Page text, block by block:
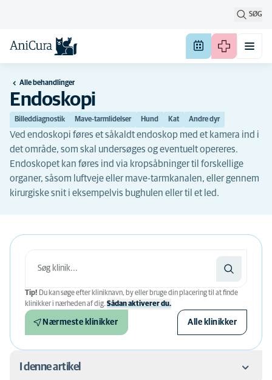
SØG
Alle behandlinger
Endoskopi
Billeddiagnostik Mave-tarmlidelser Hund Kat Andre dyr
Ved endoskopi føres et såkaldt endoskop med et kamera ind i
det område, som skal undersøges og eventuelt opereres.
Endoskopet kan føres ind via kropsåbninger til forskellige
organer, såsom luftveje eller mave-tarmkanalen, eller gennem
kirurgiske snit i eksempelvis bughulen eller til et led.
Tip! Du kan søge efter kliniknavn, by eller bruge din placering til at finde
klinikker i nærheden af ​​dig. Sådan aktiverer du.
Nærmeste klinikker Alle klinikker
I denne artikel